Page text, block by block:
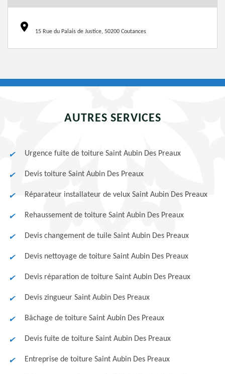
15 Rue du Palais de Justice, 50200 Coutances
AUTRES SERVICES
Urgence fuite de toiture Saint Aubin Des Preaux
Devis toiture Saint Aubin Des Preaux
Réparateur installateur de velux Saint Aubin Des Preaux
Rehaussement de toiture Saint Aubin Des Preaux
Devis changement de tuile Saint Aubin Des Preaux
Devis nettoyage de toiture Saint Aubin Des Preaux
Devis réparation de toiture Saint Aubin Des Preaux
Devis zingueur Saint Aubin Des Preaux
Bâchage de toiture Saint Aubin Des Preaux
Devis fuite de toiture Saint Aubin Des Preaux
Entreprise de toiture Saint Aubin Des Preaux